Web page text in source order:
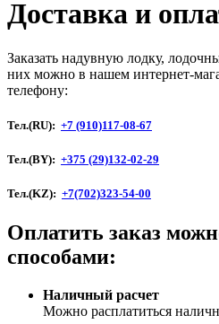
Доставка и
Заказать надувную лодку,
них можно в нашем интернет-
телефону:
Тел.(RU): +7 (910)117-08-67
Тел.(BY): +375 (29)132-02-29
Тел.(KZ): +7(702)323-54-00
Оплатить заказ
способами:
Наличный расчет
Можно расплатиться